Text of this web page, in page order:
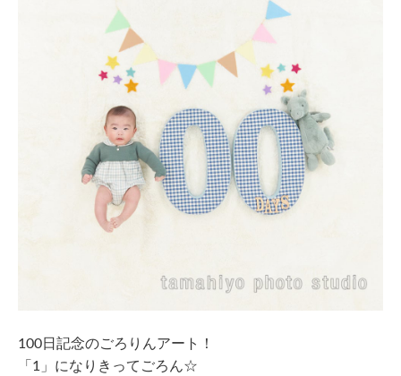
100日記念のごろりんアート！
「1」になりきってごろん☆